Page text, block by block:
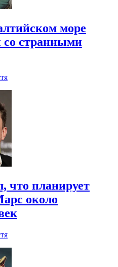
море
странными
что планирует
около